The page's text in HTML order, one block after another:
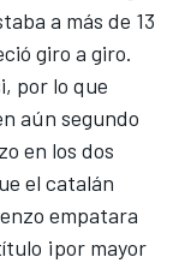
a más de 13
giro a giro.
por lo que
aún segundo
en los dos
el catalán
empatara
¡por mayor